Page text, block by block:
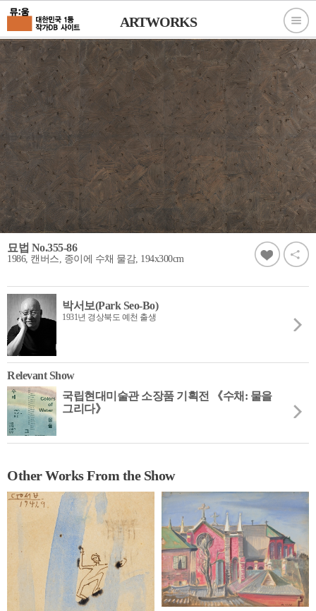
ARTWORKS
묘법 No.355-86
1986, 캔버스, 종이에 수채 물감, 194x300cm
박서보(Park Seo-Bo)
1931년 경상북도 예천 출생
Relevant Show
국립현대미술관 소장품 기획전 《수채: 물을
그리다》
Other Works From the Show